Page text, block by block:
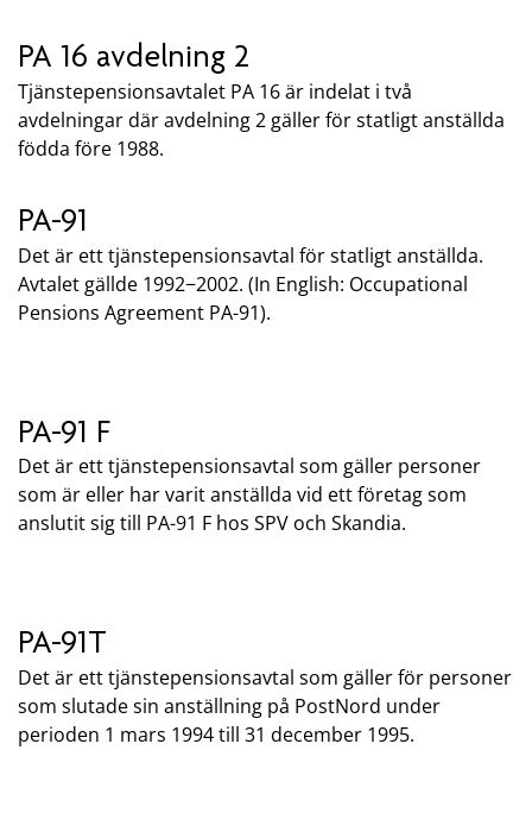
PA 16 avdelning 2
Tjänstepensionsavtalet PA 16 är indelat i två
avdelningar där avdelning 2 gäller för statligt anställda
födda före 1988.
PA-91
Det är ett tjänstepensionsavtal för statligt anställda.
Avtalet gällde 1992−2002. (In English: Occupational
Pensions Agreement PA-91).
PA-91 F
Det är ett tjänstepensionsavtal som gäller personer
som är eller har varit anställda vid ett företag som
anslutit sig till PA-91 F hos SPV och Skandia.
PA-91T
Det är ett tjänstepensionsavtal som gäller för personer
som slutade sin anställning på PostNord under
perioden 1 mars 1994 till 31 december 1995.